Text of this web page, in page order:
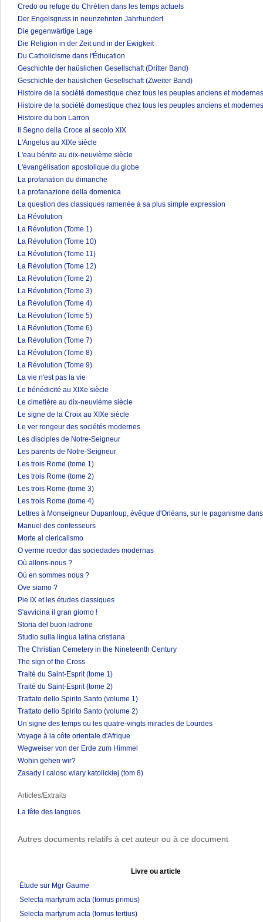
Credo ou refuge du Chrétien dans les temps actuels
Der Engelsgruss in neunzehnten Jahrhundert
Die gegenwärtige Lage
Die Religion in der Zeit und in der Ewigkeit
Du Catholicisme dans l'Éducation
Geschichte der haüslichen Gesellschaft (Dritter Band)
Geschichte der haüslichen Gesellschaft (Zweiter Band)
Histoire de la société domestique chez tous les peuples anciens et
Histoire de la société domestique chez tous les peuples anciens et
Histoire du bon Larron
Il Segno della Croce al secolo XIX
L'Angelus au XIXe siècle
L'eau bénite au dix-neuvième siècle
L'évangélisation apostolique du globe
La profanation du dimanche
La profanazione della domenica
La question des classiques ramenée à sa plus simple expression
La Révolution
La Révolution (Tome 1)
La Révolution (Tome 10)
La Révolution (Tome 11)
La Révolution (Tome 12)
La Révolution (Tome 2)
La Révolution (Tome 3)
La Révolution (Tome 4)
La Révolution (Tome 5)
La Révolution (Tome 6)
La Révolution (Tome 7)
La Révolution (Tome 8)
La Révolution (Tome 9)
La vie n'est pas la vie
Le bénédicité au XIXe siècle
Le cimetière au dix-neuvième siècle
Le signe de la Croix au XIXe siècle
Le ver rongeur des sociétés modernes
Les disciples de Notre-Seigneur
Les parents de Notre-Seigneur
Les trois Rome (tome 1)
Les trois Rome (tome 2)
Les trois Rome (tome 3)
Les trois Rome (tome 4)
Lettres à Monseigneur Dupanloup, évêque d'Orléans, sur le paganisme
Manuel des confesseurs
Morte al clericalismo
O verme roedor das sociedades modernas
Où allons-nous ?
Où en sommes nous ?
Ove siamo ?
Pie IX et les études classiques
S'avvicina il gran giorno !
Storia del buon ladrone
Studio sulla lingua latina cristiana
The Christian Cemetery in the Nineteenth Century
The sign of the Cross
Traité du Saint-Esprit (tome 1)
Traité du Saint-Esprit (tome 2)
Trattato dello Spirito Santo (volume 1)
Trattato dello Spirito Santo (volume 2)
Un signe des temps ou les quatre-vingts miracles de Lourdes
Voyage à la côte orientale d'Afrique
Wegweiser von der Erde zum Himmel
Wohin gehen wir?
Zasady i calosc wiary katolickiej (tom 8)
Articles/Extraits
La fête des langues
Autres documents relatifs à cet auteur ou à ce document
Livre ou article
Étude sur Mgr Gaume
Selecta martyrum acta (tomus primus)
Selecta martyrum acta (tomus tertius)